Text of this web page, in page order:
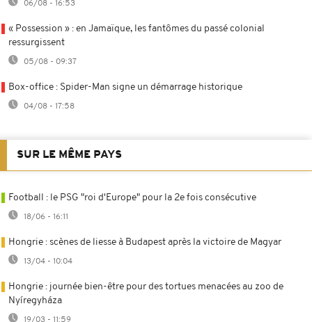
06/08 - 16:53
« Possession » : en Jamaïque, les fantômes du passé colonial
ressurgissent
05/08 - 09:37
Box-office : Spider-Man signe un démarrage historique
04/08 - 17:58
SUR LE MÊME PAYS
Football : le PSG "roi d'Europe" pour la 2e fois consécutive
18/06 - 16:11
Hongrie : scènes de liesse à Budapest après la victoire de Magyar
13/04 - 10:04
Hongrie : journée bien-être pour des tortues menacées au zoo de
Nyíregyháza
19/03 - 11:59